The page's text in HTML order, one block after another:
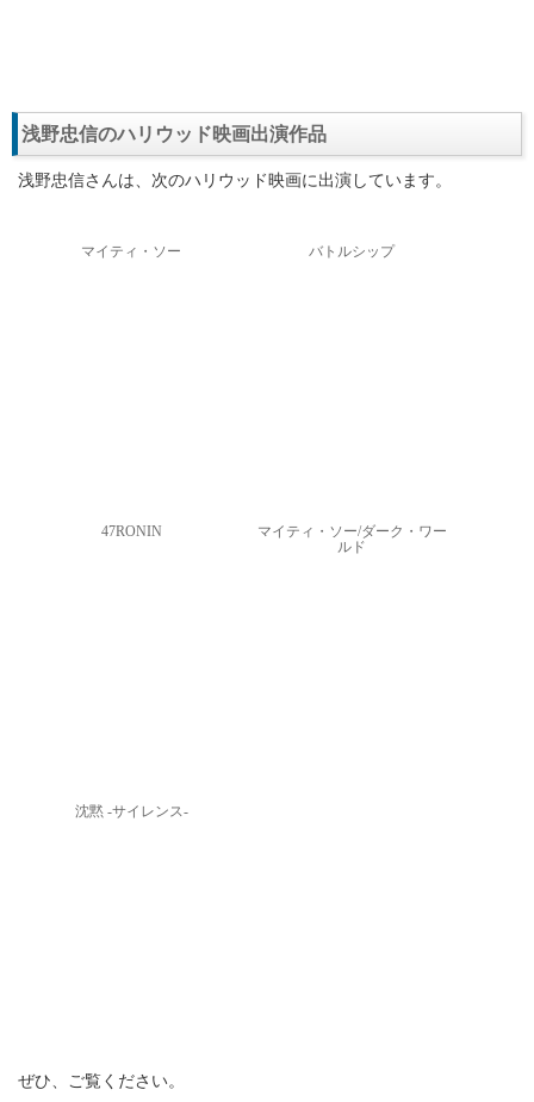
浅野忠信のハリウッド映画出演作品
浅野忠信さんは、次のハリウッド映画に出演しています。
マイティ・ソー バトルシップ
47RONIN
マイティ・ソー/ダーク・ワー
ルド
沈黙 -サイレンス-
ぜひ、ご覧ください。